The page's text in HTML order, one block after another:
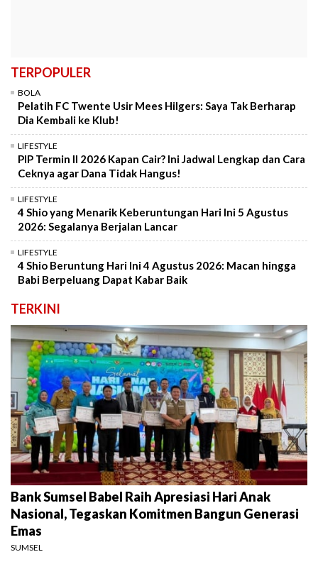
TERPOPULER
BOLA
Pelatih FC Twente Usir Mees Hilgers: Saya Tak Berharap
Dia Kembali ke Klub!
LIFESTYLE
PIP Termin II 2026 Kapan Cair? Ini Jadwal Lengkap dan Cara
Ceknya agar Dana Tidak Hangus!
LIFESTYLE
4 Shio yang Menarik Keberuntungan Hari Ini 5 Agustus
2026: Segalanya Berjalan Lancar
LIFESTYLE
4 Shio Beruntung Hari Ini 4 Agustus 2026: Macan hingga
Babi Berpeluang Dapat Kabar Baik
TERKINI
Bank Sumsel Babel Raih Apresiasi Hari Anak
Nasional, Tegaskan Komitmen Bangun Generasi
Emas
SUMSEL